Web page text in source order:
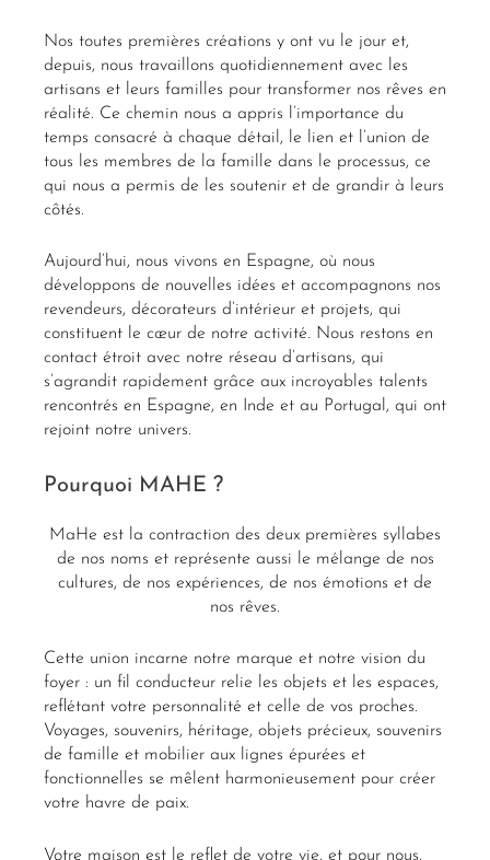
Nos toutes premières créations y ont vu le jour et,
depuis, nous travaillons quotidiennement avec les
artisans et leurs familles pour transformer nos rêves en
réalité. Ce chemin nous a appris l’importance du
temps consacré à chaque détail, le lien et l’union de
tous les membres de la famille dans le processus, ce
qui nous a permis de les soutenir et de grandir à leurs
côtés.
Aujourd’hui, nous vivons en Espagne, où nous
développons de nouvelles idées et accompagnons nos
revendeurs, décorateurs d’intérieur et projets, qui
constituent le cœur de notre activité. Nous restons en
contact étroit avec notre réseau d’artisans, qui
s’agrandit rapidement grâce aux incroyables talents
rencontrés en Espagne, en Inde et au Portugal, qui ont
rejoint notre univers.
Pourquoi MAHE ?
MaHe est la contraction des deux premières syllabes
de nos noms et représente aussi le mélange de nos
cultures, de nos expériences, de nos émotions et de
nos rêves.
Cette union incarne notre marque et notre vision du
foyer : un fil conducteur relie les objets et les espaces,
reflétant votre personnalité et celle de vos proches.
Voyages, souvenirs, héritage, objets précieux, souvenirs
de famille et mobilier aux lignes épurées et
fonctionnelles se mêlent harmonieusement pour créer
votre havre de paix.
Votre maison est le reflet de votre vie, et pour nous,